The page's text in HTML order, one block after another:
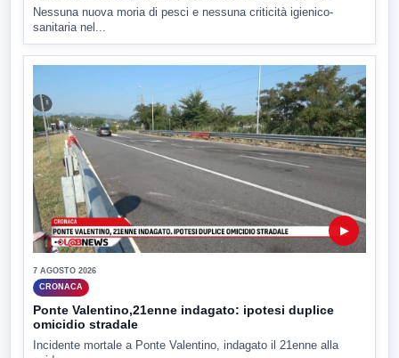
Nessuna nuova moria di pesci e nessuna criticità igienico-
sanitaria nel...
▶
7 AGOSTO 2026
CRONACA
Ponte Valentino,21enne indagato: ipotesi duplice
omicidio stradale
Incidente mortale a Ponte Valentino, indagato il 21enne alla